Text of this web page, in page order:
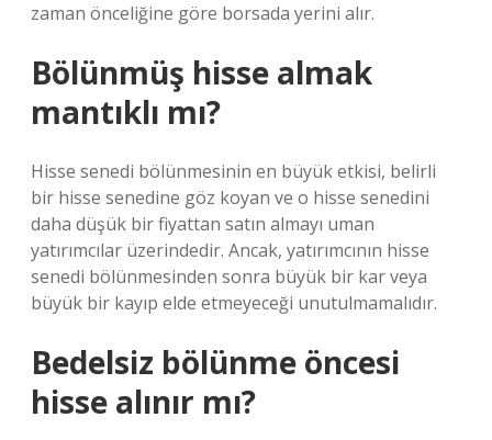
zaman önceliğine göre borsada yerini alır.
Bölünmüş hisse almak
mantıklı mı?
Hisse senedi bölünmesinin en büyük etkisi, belirli
bir hisse senedine göz koyan ve o hisse senedini
daha düşük bir fiyattan satın almayı uman
yatırımcılar üzerindedir. Ancak, yatırımcının hisse
senedi bölünmesinden sonra büyük bir kar veya
büyük bir kayıp elde etmeyeceği unutulmamalıdır.
Bedelsiz bölünme öncesi
hisse alınır mı?